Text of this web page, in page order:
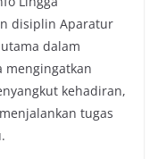
disiplin Aparatur
dalam
mengingatkan
kehadiran,
tugas